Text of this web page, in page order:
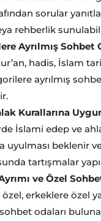
sorular
rehberlik
Ayrılmış Sohbet
hadis, İslam
ayrılmış
Kurallarına
İslami edep ve
uyulması beklenir
tartışmalar
ve Özel
özel, erkeklere özel
odaları